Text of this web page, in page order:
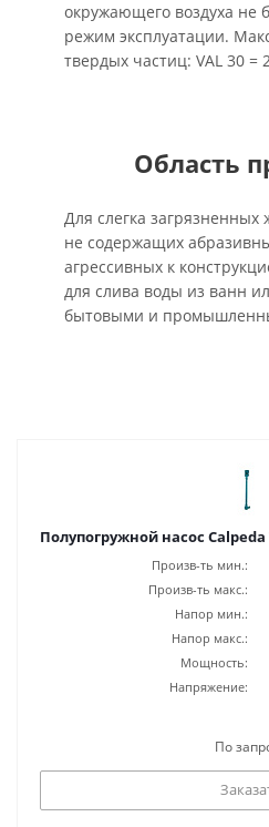
окружающего воздуха не
режим эксплуатации.
твердых частиц: VAL 30 =
Область
Для слегка загрязненных
не содержащих
агрессивных к
для слива воды из ванн
бытовыми и
Полупогружной насос Calpeda
Произв-ть мин.:
Произв-ть макс.:
Напор мин.:
Напор макс.:
Мощность:
Напряжение:
По